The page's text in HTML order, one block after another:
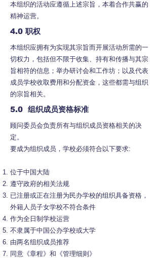
本组织的活动应遵循上述宗旨，本着合作共赢的
精神运营。
4.0 职权
本组织应拥有为实现其宗旨而开展活动所需的一
切权力，包括但不限于收集、持有和传播与其宗
旨相符的信息；举办研讨会和工作坊；以及代表
成员学校收取费用和分配资金，这些都需与组织
的宗旨相关。
5.0 组织成员资格标准
顾问委员会负责所有与组织成员资格相关的决
定。
要成为组织成员，学校必须符合以下要求:
位于中国大陆
遵守政府的相关法规
已注册或正在注册为民办学校的组织具备资格，
外籍人员子女学校不符合条件
作为全日制学校运营
不隶属于中国公办学校或大学
由两名组织成员推荐
同意《章程》和《管理细则》